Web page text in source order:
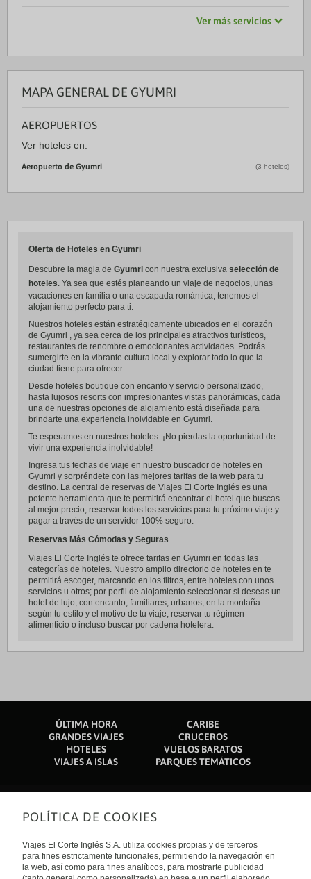
Ver más servicios
MAPA GENERAL DE GYUMRI
AEROPUERTOS
Ver hoteles en:
Aeropuerto de Gyumri (3 hoteles)
Oferta de Hoteles en Gyumri
Descubre la magia de Gyumri con nuestra exclusiva selección de
hoteles. Ya sea que estés planeando un viaje de negocios, unas
vacaciones en familia o una escapada romántica, tenemos el
alojamiento perfecto para ti.
Nuestros hoteles están estratégicamente ubicados en el corazón
de Gyumri , ya sea cerca de los principales atractivos turísticos,
restaurantes de renombre o emocionantes actividades. Podrás
sumergirte en la vibrante cultura local y explorar todo lo que la
ciudad tiene para ofrecer.
Desde hoteles boutique con encanto y servicio personalizado,
hasta lujosos resorts con impresionantes vistas panorámicas, cada
una de nuestras opciones de alojamiento está diseñada para
brindarte una experiencia inolvidable en Gyumri.
Te esperamos en nuestros hoteles. ¡No pierdas la oportunidad de
vivir una experiencia inolvidable!
Ingresa tus fechas de viaje en nuestro buscador de hoteles en
Gyumri y sorpréndete con las mejores tarifas de la web para tu
destino. La central de reservas de Viajes El Corte Inglés es una
potente herramienta que te permitirá encontrar el hotel que buscas
al mejor precio, reservar todos los servicios para tu próximo viaje y
pagar a través de un servidor 100% seguro.
Reservas Más Cómodas y Seguras
Viajes El Corte Inglés te ofrece tarifas en Gyumri en todas las
categorías de hoteles. Nuestro amplio directorio de hoteles en te
permitirá escoger, marcando en los filtros, entre hoteles con unos
servicios u otros; por perfil de alojamiento seleccionar si deseas un
hotel de lujo, con encanto, familiares, urbanos, en la montaña…
según tu estilo y el motivo de tu viaje; reservar tu régimen
alimenticio o incluso buscar por cadena hotelera.
ÚLTIMA HORA
CARIBE
GRANDES VIAJES
CRUCEROS
HOTELES
VUELOS BARATOS
VIAJES A ISLAS
PARQUES TEMÁTICOS
Sobre nosotros
Quiénes somos
Financiación
Sostenibilidad
Turismo accesible
Enlaces de interés
POLÍTICA DE COOKIES
Viajes El Corte Inglés S.A. utiliza cookies propias y de terceros
para fines estrictamente funcionales, permitiendo la navegación en
la web, así como para fines analíticos, para mostrarte publicidad